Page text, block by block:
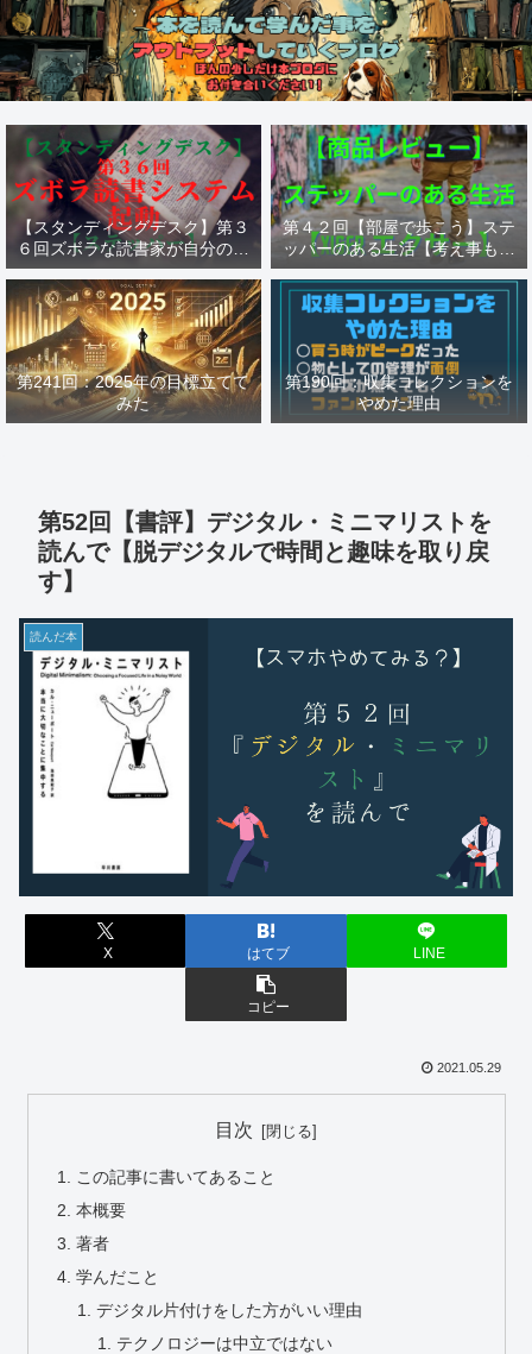
【スタンディングデスク】第３
６回ズボラな読書家が自分の為
に作った読書システム【ステッ
パー】
第４２回【部屋で歩こう】ステ
ッパーのある生活【考え事も歩
けば捗る】【ステッパー Xiser
エクサー】
第241回：2025年の目標立てて
みた
第190回：収集コレクションを
やめた理由
第52回【書評】デジタル・ミニマリストを
読んで【脱デジタルで時間と趣味を取り戻
す】
読んだ本
X はてブ LINE
コピー
2021.05.29
目次
この記事に書いてあること
本概要
著者
学んだこと
デジタル片付けをした方がいい理由
テクノロジーは中立ではない